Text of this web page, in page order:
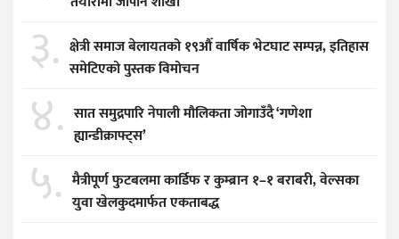
३. क्षेत्री समाज बेलायतको १९औँ वार्षिक भेटघाट सम्पन्न, इतिहास
समेटिएको पुस्तक विमोचन
४. सात समुद्रपारि नेपाली मौलिकता जोगाउँदै ‘गणेशा
ह्यान्डीक्राफ्ट्स’
५. मैत्रीपूर्ण फुटबलमा कार्डिफ र कुम्ब्रान १–१ बराबरी, वेल्सका
युवा खेलकुदमार्फत एकताबद्ध